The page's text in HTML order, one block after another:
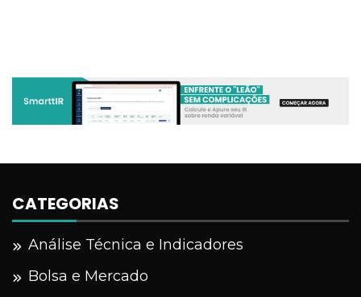
CATEGORIAS
Análise Técnica e Indicadores
Bolsa e Mercado